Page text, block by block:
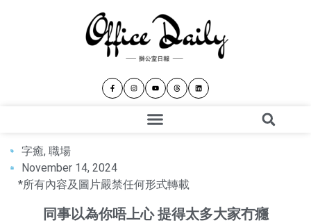
字癒, 職場
November 14, 2024
*所有內容及圖片嚴禁任何形式轉載
同事以為你唔上心 提得太多大家冇癮